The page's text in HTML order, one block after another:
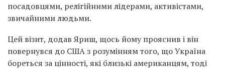
посадовцями, релігійними лідерами, активістами,
звичайними людьми.
Цей візит, додав Яриш, щось йому прояснив і він
повернувся до США з розумінням того, що Україна
бореться за цінності, які близькі американцям, тоді